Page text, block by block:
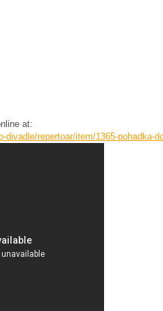
at:
repertoar/item/1365-pohadka-